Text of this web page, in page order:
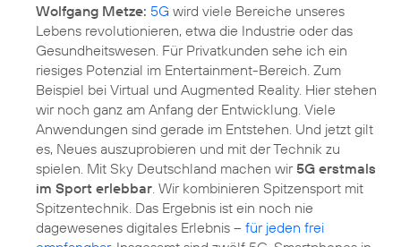
Wolfgang Metze: 5G wird viele Bereiche unseres
Lebens revolutionieren, etwa die Industrie oder das
Gesundheitswesen. Für Privatkunden sehe ich ein
riesiges Potenzial im Entertainment-Bereich. Zum
Beispiel bei Virtual und Augmented Reality. Hier stehen
wir noch ganz am Anfang der Entwicklung. Viele
Anwendungen sind gerade im Entstehen. Und jetzt gilt
es, Neues auszuprobieren und mit der Technik zu
spielen. Mit Sky Deutschland machen wir5G erstmals
im Sport erlebbar . Wir kombinieren Spitzensport mit
Spitzentechnik. Das Ergebnis ist ein noch nie
dagewesenes digitales Erlebnis – für jeden frei